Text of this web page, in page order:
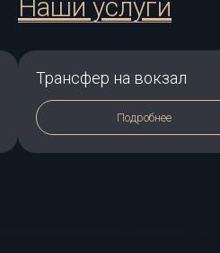
Наши услуги
Аренда авто с водителем
Подробнее